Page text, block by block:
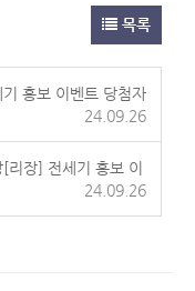
목록
홍보 이벤트 당첨자
24.09.26
장] 전세기 홍보 이
24.09.26